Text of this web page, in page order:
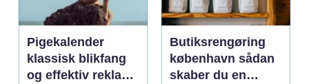
Pigekalender
klassisk blikfang
og effektiv reklame
Butiksrengøring
københavn sådan
skaber du en